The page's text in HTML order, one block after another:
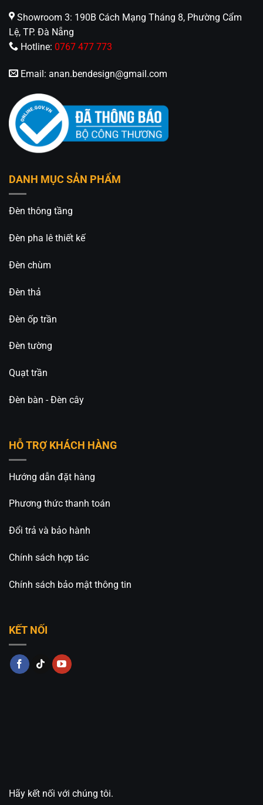
Showroom 3: 190B Cách Mạng Tháng 8, Phường Cẩm
Lệ, TP. Đà Nẵng
Hotline: 0767 477 773
Email: anan.bendesign@gmail.com
DANH MỤC SẢN PHẨM
Đèn thông tầng
Đèn pha lê thiết kế
Đèn chùm
Đèn thả
Đèn ốp trần
Đèn tường
Quạt trần
Đèn bàn - Đèn cây
HỖ TRỢ KHÁCH HÀNG
Hướng dẫn đặt hàng
Phương thức thanh toán
Đổi trả và bảo hành
Chính sách hợp tác
Chính sách bảo mật thông tin
KẾT NỐI
Hãy kết nối với chúng tôi.